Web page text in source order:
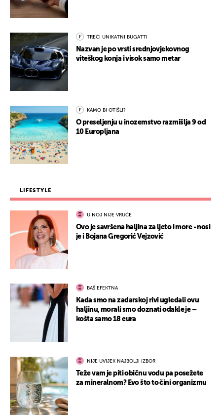
TREĆI UNIKATNI BUGATTI
Nazvan je po vrsti srednjovjekovnog
viteškog konja i visok samo metar
KAMO BI OTIŠLI?
O preseljenju u inozemstvo razmišlja 9 od
10 Europljana
LIFESTYLE
U NOJ NIJE VRUĆE
Ovo je savršena haljina za ljeto i more - nosi
je i Bojana Gregorić Vejzović
BAŠ EFEKTNA
Kada smo na zadarskoj rivi ugledali ovu
haljinu, morali smo doznati odakle je –
košta samo 18 eura
NIJE UVIJEK NAJBOLJI IZBOR
Teže vam je piti običnu vodu pa posežete
za mineralnom? Evo što to čini organizmu